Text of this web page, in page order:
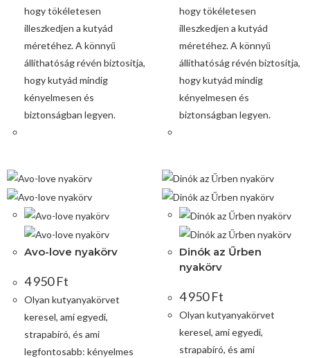
hogy tökéletesen
illeszkedjen a kutyád
méretéhez. A könnyű
állíthatóság révén biztosítja,
hogy kutyád mindig
kényelmesen és
biztonságban legyen.
hogy tökéletesen
illeszkedjen a kutyád
méretéhez. A könnyű
állíthatóság révén biztosítja,
hogy kutyád mindig
kényelmesen és
biztonságban legyen.
Avo-love nyakörv
4 950Ft
Olyan kutyanyakörvet
keresel, ami egyedi,
strapabíró, és ami
legfontosabb: kényelmes
Dinók az Űrben
nyakörv
4 950Ft
Olyan kutyanyakörvet
keresel, ami egyedi,
strapabíró, és ami